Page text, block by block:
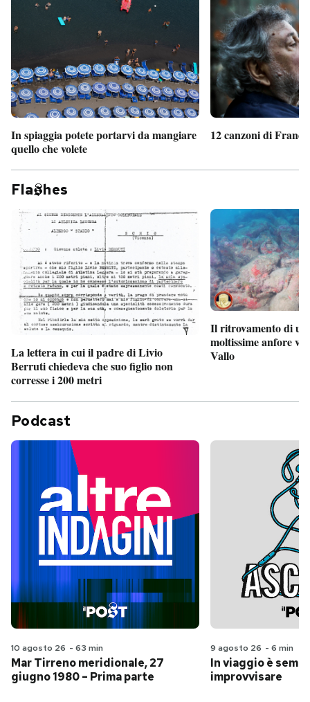
In spiaggia potete portarvi da mangiare
quello che volete
12 canzoni di
Fla hes
La lettera in cui il padre di Livio
Berruti chiedeva che suo figlio non
corresse i 200 metri
Il ritrovamento di
moltissime anfore
Vallo
Podcast
10 agosto 26 - 63 min
Mar Tirreno meridionale, 27
giugno 1980 – Prima parte
9 agosto 26 - 6 min
In viaggio è
improvvisare